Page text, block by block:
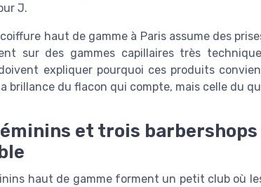
J.
haut de gamme à Paris assume des
sur des gammes capillaires très
expliquer pourquoi ces produits
brillance du flacon qui compte, mais celle du
et trois barbershops
haut de gamme forment un petit club où